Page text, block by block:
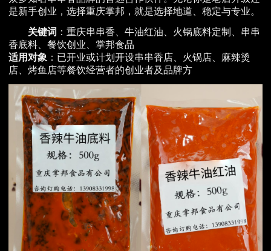
是新手创业，选择重庆掌邦，就是选择地道、稳定与专业。
关键词 ：重庆串串香、牛油红油、火锅底料定制、串串
香底料、餐饮创业、掌邦食品
适用对象 ：已开业或计划开设串串香店、火锅店、麻辣烫
店、烤鱼店等餐饮经营者的创业者及品牌方